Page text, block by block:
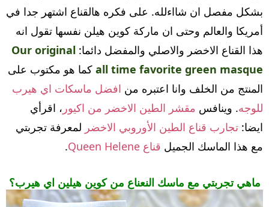
بشكل مفصل ان شااءلله. على فكره هالقناع اشتهر جدا في
أمريكا والعالم وحتى ان ماركة كوين هيلن نفسها تقول انه
هذا القناع الاخضر والاصلي والمفضل دائما: Our original
all time favorite green masque كما هو مكتوب على
المنتج من الخلف وانا اعتبره من افضل ماسكات اي هيرب
للوجه. وينافس مقشر الطين الاخضر من اكيور ، اقرأي
ايضا: تجارب قناع الطين الأوروبي الاخضر لمعرفة تجربتي
مع هذا الماسك الجميل قناع Queen Helene .
ماهي تجربتي مع ماسك النعناع من كوين هيلين اي هيرب؟